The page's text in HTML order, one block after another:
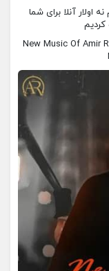
اولار آنلا برای شما
کردیم
New Music Of Amir